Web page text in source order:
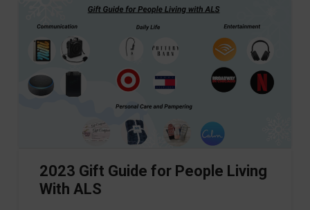
2023 Gift Guide for People Living
With ALS